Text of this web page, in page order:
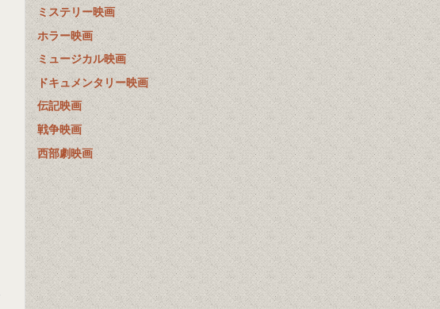
ミステリー映画
ホラー映画
ミュージカル映画
ドキュメンタリー映画
伝記映画
戦争映画
西部劇映画